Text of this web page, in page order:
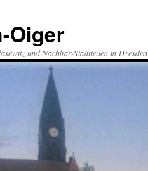
Oiger
und Nachbar-Stadtteilen in Dresden